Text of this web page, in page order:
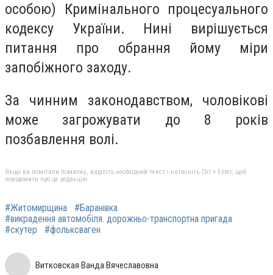
особою) Кримінального процесуального
кодексу України. Нині вирішується
питання про обрання йому міри
запобіжного заходу.
За чинним законодавством, чоловікові
може загрожувати до 8 років
позбавлення волі.
Якщо ви помітили помилку, виділіть необхідний текст і натисніть Ctrl + Enter, щоб
повідомити про це редакцію
#Житомирщина
#Баранівка
#викрадення автомобіля. дорожньо-транспортна пригада
#скутер
#фольксваген
Витковская Ванда Вячеславовна